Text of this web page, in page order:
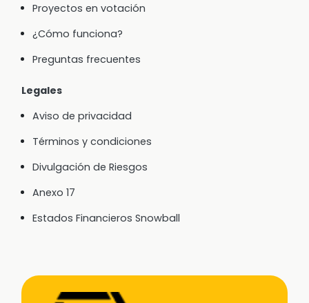
Proyectos en votación
¿Cómo funciona?
Preguntas frecuentes
Legales
Aviso de privacidad
Términos y condiciones
Divulgación de Riesgos
Anexo 17
Estados Financieros Snowball